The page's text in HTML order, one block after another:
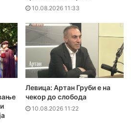
10.08.2026 11:33
Левица: Артан Груби е на
чекор до слобода
10.08.2026 11:22